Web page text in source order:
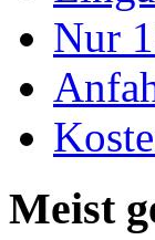
Nur
Meist